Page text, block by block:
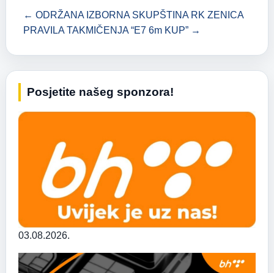
← ODRŽANA IZBORNA SKUPŠTINA RK ZENICA
PRAVILA TAKMIČENJA “E7 6m KUP” →
Posjetite našeg sponzora!
03.08.2026.